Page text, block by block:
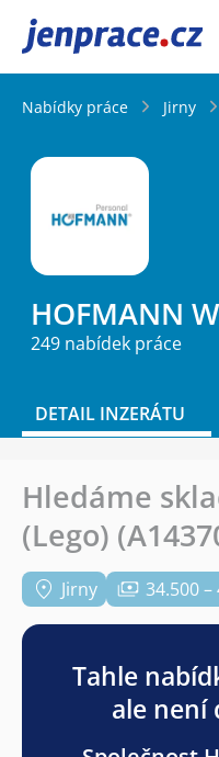
JenPráce.cz
Nabídky práce Jirny
HOFMANN
249 nabídek práce
DETAIL INZERÁTU
Hledáme
(Lego)
Jirny 34.500 –
Tahle
ale není